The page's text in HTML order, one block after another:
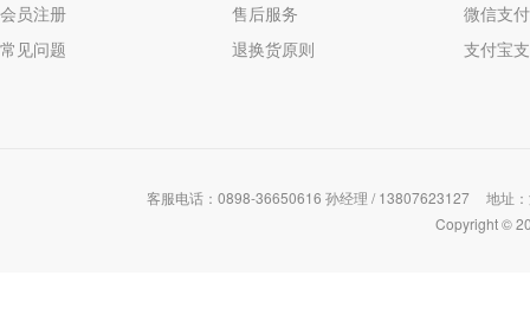
会员注册
常见问题
售后服务
退换货原则
微信支付
支付宝
客服电话：0898-36650616 孙经理 / 13807623127
地址
Copyright ©